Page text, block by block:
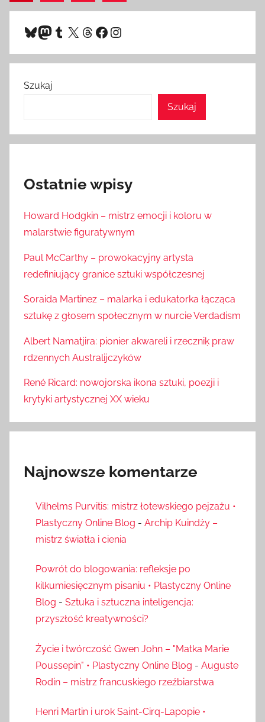
wpisów wpisy
Bluesky
Mastodon
Tumblr
X Threads
Facebook
Instagram
Szukaj
Szukaj
Ostatnie wpisy
Howard Hodgkin – mistrz emocji i koloru w
malarstwie figuratywnym
Paul McCarthy – prowokacyjny artysta
redefiniujący granice sztuki współczesnej
Soraida Martinez – malarka i edukatorka łącząca
sztukę z głosem społecznym w nurcie Verdadism
Albert Namatjira: pionier akwareli i rzeczniķ praw
rdzennych Australijczyków
René Ricard: nowojorska ikona sztuki, poezji i
krytyki artystycznej XX wieku
Najnowsze komentarze
Vilhelms Purvitis: mistrz łotewskiego pejzażu •
Plastyczny Online Blog - Archip Kuindży –
mistrz światła i cienia
Powrót do blogowania: refleksje po
kilkumiesięcznym pisaniu • Plastyczny Online
Blog - Sztuka i sztuczna inteligencja:
przyszłość kreatywności?
Życie i twórczość Gwen John – "Matka Marie
Poussepin" • Plastyczny Online Blog - Auguste
Rodin – mistrz francuskiego rzeźbiarstwa
Henri Martin i urok Saint-Cirq-Lapopie •